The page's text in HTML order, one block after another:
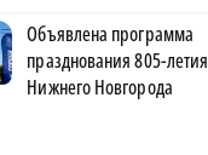
Объявлена программа
празднования 805-летия
Нижнего Новгорода